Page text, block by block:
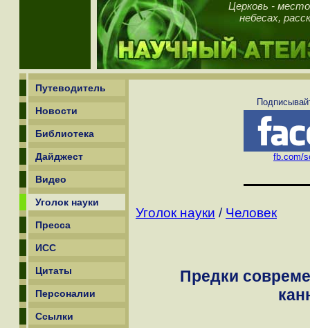
Церковь -
небесах,
Путеводитель
Новости
Библиотека
Дайджест
Видео
Уголок науки
Пресса
ИСС
Цитаты
Персоналии
Ссылки
fb.com/
Уголок науки / Человек
Предки